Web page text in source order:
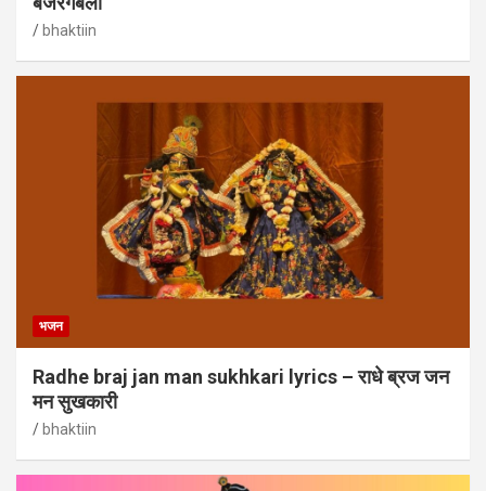
bhaktiin
भजन
Radhe braj jan man sukhkari lyrics – राधे ब्रज जन
मन सुखकारी
bhaktiin